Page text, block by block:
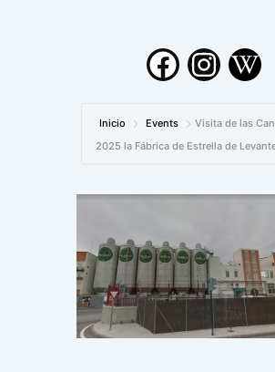
F
a
c
e
o
k
I
n
s
t
g
a
m
W
i
k
i
e
i
a
-
w
Inicio Events
Visita de las
2025 la Fábrica de Estrella de